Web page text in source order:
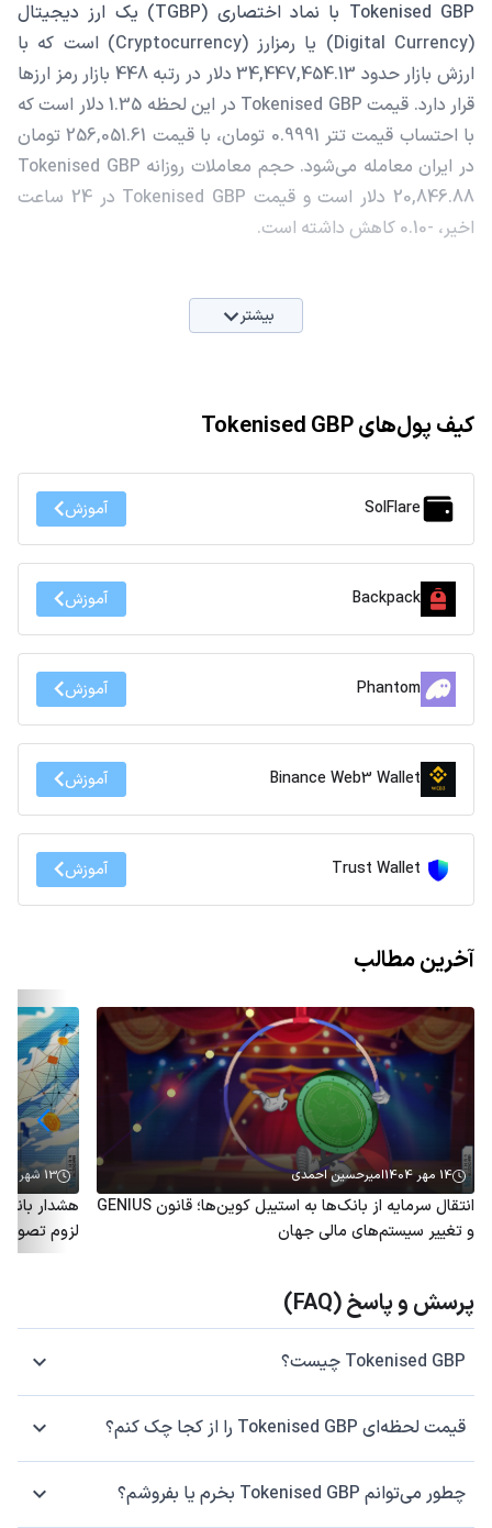
Tokenised GBP با نماد اختصاری (TGBP) یک ارز دیجیتال
(Digital Currency) یا رمزارز (Cryptocurrency) است که با
ارزش بازار حدود 34,447,454.13 دلار در رتبه 448 بازار رمز ارزها
قرار دارد. قیمت Tokenised GBP در این لحظه 1.35 دلار است که
با احتساب قیمت تتر 0.9991 تومان، با قیمت 256,051.61 تومان
در ایران معامله می‌شود. حجم معاملات روزانه Tokenised GBP
20,846.88 دلار است و قیمت Tokenised GBP در 24 ساعت
اخیر، -0.10 کاهش داشته است.
بیشتر
کیف پول‌های Tokenised GBP
SolFlare آموزش
Backpack آموزش
Phantom آموزش
Binance Web3 Wallet آموزش
Trust Wallet آموزش
آخرین مطالب
14 مهر 1404 امیرحسین احمدی
انتقال سرمایه از بانک‌ها به استیبل کوین‌ها؛ قانون GENIUS
و تغییر سیستم‌های مالی جهان
13 شهریور 1404
لزوم
پرسش و پاسخ (FAQ)
Tokenised GBP چیست؟
قیمت لحظه‌ای Tokenised GBP را از کجا چک کنم؟
چطور می‌توانم Tokenised GBP بخرم یا بفروشم؟